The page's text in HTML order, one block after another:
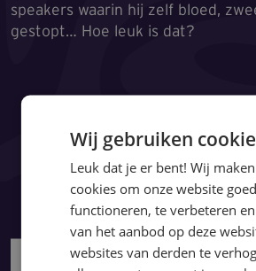
speakers waarin hij zelf bloed,
gestopt… Hoe leuk is dat?
Wij gebruiken
Leuk dat je er bent! Wij
cookies om onze website
functioneren, te verbeteren
van het aanbod op deze
websites van derden te